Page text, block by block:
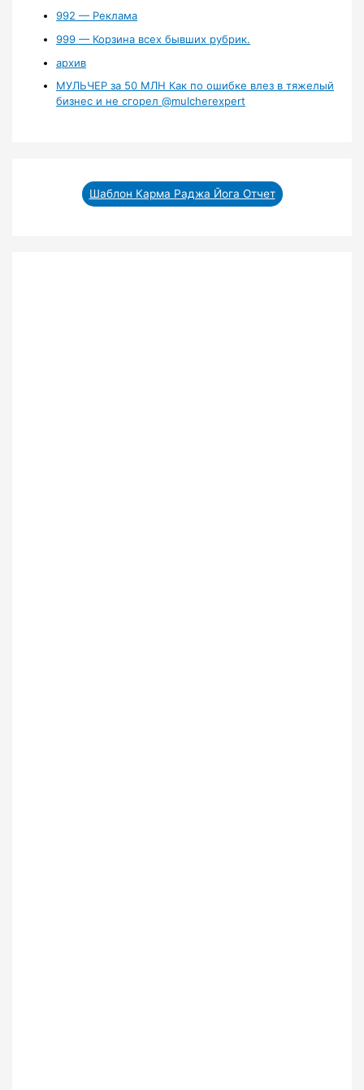
992 — Реклама
999 — Корзина всех бывших рубрик.
архив
МУЛЬЧЕР за 50 МЛН Как по ошибке влез в тяжелый
бизнес и не сгорел ‪@mulcherexpert‬​
Шаблон Карма Раджа Йога Отчет